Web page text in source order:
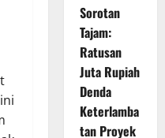
Sorotan
Tajam:
Ratusan
Juta Rupiah
Denda
Keterlamba
tan Proyek